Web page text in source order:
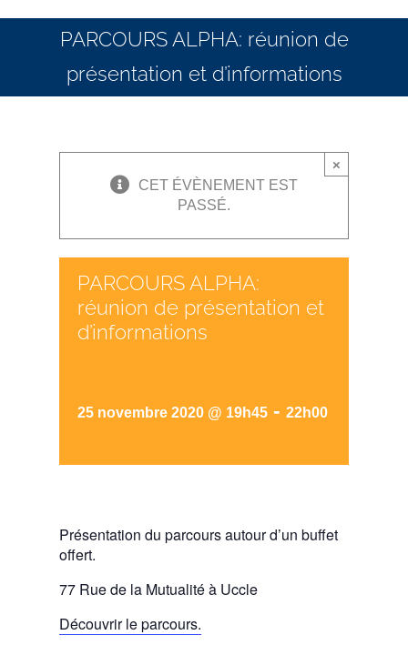
PARCOURS ALPHA: réunion de
présentation et d’informations
×
CET ÉVÈNEMENT EST
PASSÉ.
PARCOURS ALPHA:
réunion de présentation et
d’informations
25 novembre 2020 @ 19h45 - 22h00
Présentation du parcours autour d’un buffet
offert.
77 Rue de la Mutualité à Uccle
Découvrir le parcours.